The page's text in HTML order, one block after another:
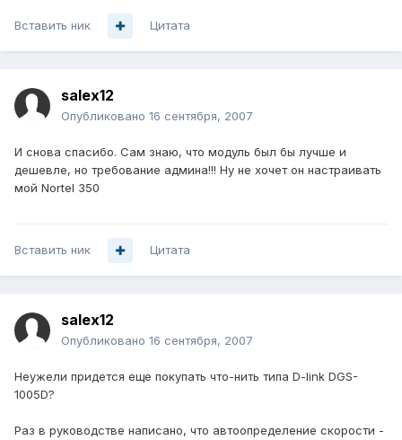
Вставить ник Цитата
salex12
Опубликовано 16 сентября, 2007
И снова спасибо. Сам знаю, что модуль был бы лучше и
дешевле, но требование админа!!! Ну не хочет он настраивать
мой Nortel 350
Вставить ник Цитата
salex12
Опубликовано 16 сентября, 2007
Неужели придется еще покупать что-нить типа D-link DGS-
1005D?
Раз в руководстве написано, что автоопределение скорости -